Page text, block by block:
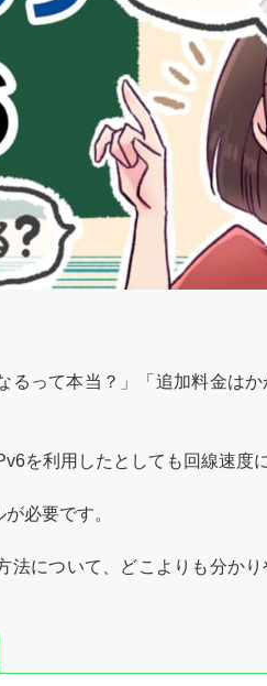
るって本当？」「追加料金は
を利用したとしても回線速度
必要です。
について、どこよりも分かり